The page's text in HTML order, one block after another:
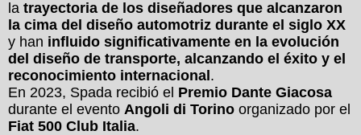
la trayectoria de los diseñadores que alcanzaron
la cima del diseño automotriz durante el siglo XX
y han influido significativamente en la evolución
del diseño de transporte, alcanzando el éxito y el
reconocimiento internacional.
En 2023, Spada recibió el Premio Dante Giacosa
durante el evento Angoli di Torino organizado por el
Fiat 500 Club Italia.